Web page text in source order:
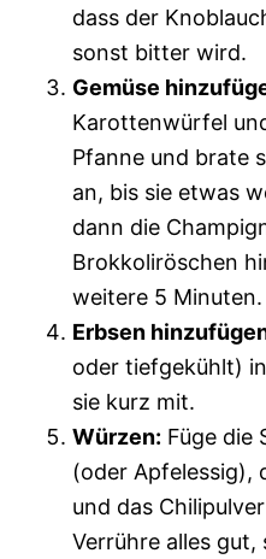
dass der
sonst bitter wird.
Gemüse
Karottenwürfel
Pfanne und brate
an, bis sie etwas
dann die
Brokkoliröschen
weitere 5 Minuten.
Erbsen
oder tiefgekühlt)
sie kurz mit.
Würzen: Füge die
(oder Apfelessig),
und das
Verrühre alles gut,